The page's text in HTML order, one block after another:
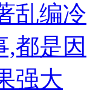
乱编冷
,都是因
强大